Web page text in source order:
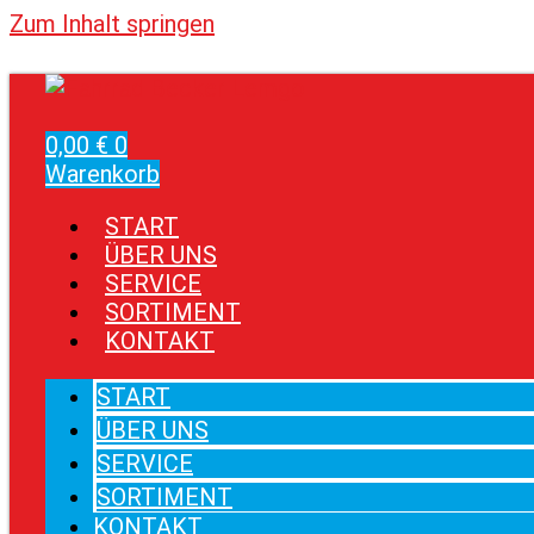
Zum Inhalt springen
0,00 € 0
Warenkorb
START
ÜBER UNS
SERVICE
SORTIMENT
KONTAKT
START
ÜBER UNS
SERVICE
SORTIMENT
KONTAKT